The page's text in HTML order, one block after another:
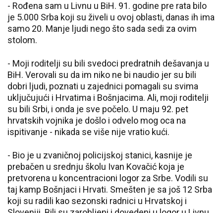
- Rođena sam u Livnu u BiH. 91. godine pre rata bilo
je 5.000 Srba koji su živeli u ovoj oblasti, danas ih ima
samo 20. Manje ljudi nego što sada sedi za ovim
stolom.
- Moji roditelji su bili svedoci predratnih dešavanja u
BiH. Verovali su da im niko ne bi naudio jer su bili
dobri ljudi, poznati u zajednici pomagali su svima
uključujući i Hrvatima i Bošnjacima. Ali, moji roditelji
su bili Srbi, i onda je sve počelo. U maju 92. pet
hrvatskih vojnika je došlo i odvelo mog oca na
ispitivanje - nikada se više nije vratio kući.
- Bio je u zvaničnoj policijskoj stanici, kasnije je
prebačen u srednju školu Ivan Kovačić koja je
pretvorena u koncentracioni logor za Srbe. Vodili su
taj kamp Bošnjaci i Hrvati. Smešten je sa još 12 Srba
koji su radili kao sezonski radnici u Hrvatskoj i